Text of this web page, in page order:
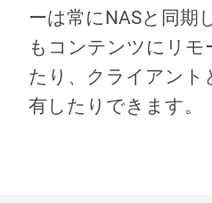
ーは常にNASと同期
もコンテンツにリモ
たり、クライアント
有したりできます。